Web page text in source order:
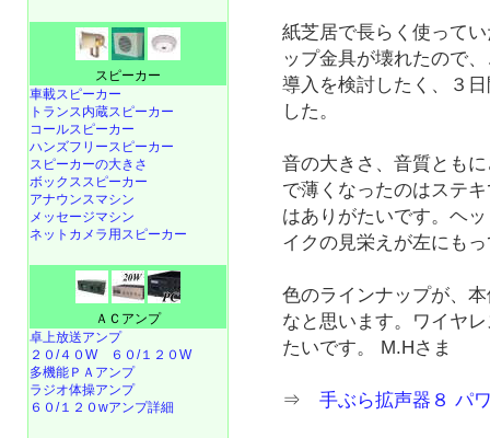
紙芝居で長らく使って
ップ金具が壊れたので
導入を検討したく、３
した。
音の大きさ、音質とも
で薄くなったのはステ
はありがたいです。ヘ
イクの見栄えが左にも
色のラインナップが、
なと思います。ワイヤ
たいです。 M.Hさま
⇒手ぶら拡声器８ パ
スピーカー
車載スピーカー
トランス内蔵スピーカー
コールスピーカー
ハンズフリースピーカー
スピーカーの大きさ
ボックススピーカー
アナウンスマシン
メッセージマシン
ネットカメラ用スピーカー
ＡＣアンプ
卓上放送アンプ
２０/４０W
６０/１２０W
多機能ＰＡアンプ
ラジオ体操アンプ
６０/１２０wアンプ詳細